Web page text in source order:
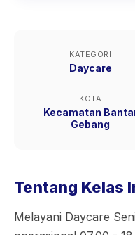
KATEGORI
Daycare
KOTA
Kecamatan
Gebang
Tentang Kelas
Melayani Daycare